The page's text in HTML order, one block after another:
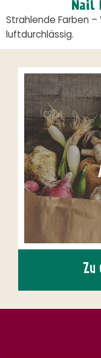
Nail
Strahlende Farben
luftdurchlässig.
Zu